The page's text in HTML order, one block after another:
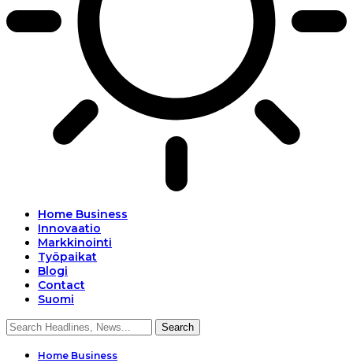
Home Business
Innovaatio
Markkinointi
Työpaikat
Blogi
Contact
Suomi
Home Business